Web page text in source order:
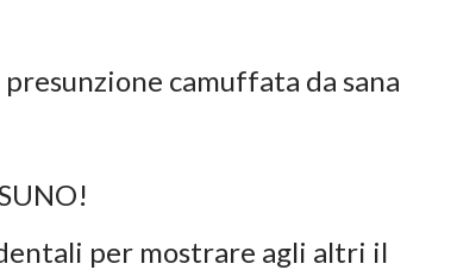
camuffata da sana
per mostrare agli altri il